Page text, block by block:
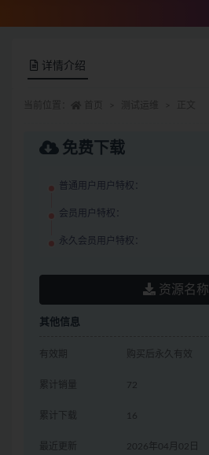
详情介绍
免费下载
普通用户用户特权：
会员用户特权：
永久会员用户特权：
资源名称
其他信息
有效期 购买后永久有效
累计销量 72
累计下载 16
最近更新 2026年04月02日